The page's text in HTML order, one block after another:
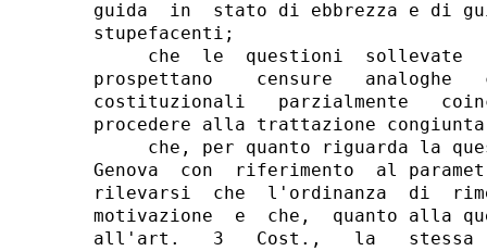
guida  in  stato di ebbrezza e di
stupefacenti;
che  le  questioni  sollevate
prospettano    censure   analoghe
costituzionali   parzialmente
procedere alla trattazione
che, per quanto riguarda la
Genova  con  riferimento  al
rilevarsi  che  l'ordinanza  di
motivazione  e  che,  quanto alla
all'art.   3   Cost.,   la   stessa